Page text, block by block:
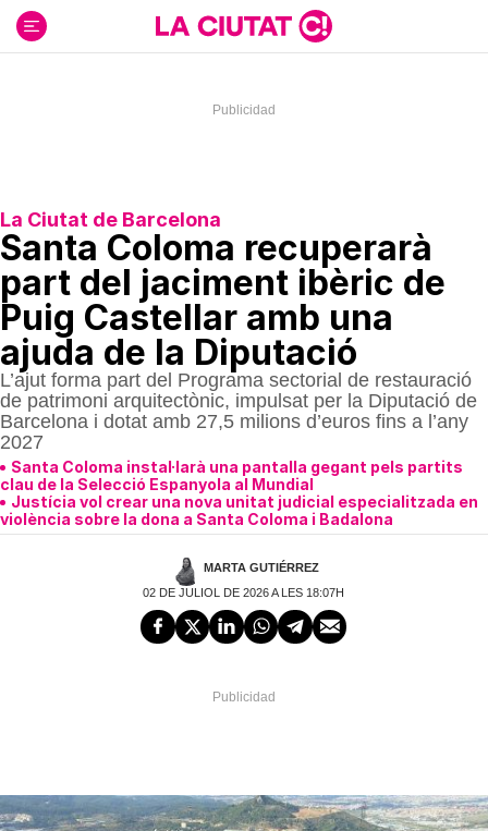
contenido
La Ciutat de Barcelona
Santa Coloma recuperarà
part del jaciment ibèric de
Puig Castellar amb una
ajuda de la Diputació
L’ajut forma part del Programa sectorial de restauració
de patrimoni arquitectònic, impulsat per la Diputació de
Barcelona i dotat amb 27,5 milions d’euros fins a l’any
2027
Santa Coloma instal·larà una pantalla gegant pels partits
clau de la Selecció Espanyola al Mundial
Justícia vol crear una nova unitat judicial especialitzada en
violència sobre la dona a Santa Coloma i Badalona
MARTA GUTIÉRREZ
02 DE JULIOL DE 2026 A LES 18:07H